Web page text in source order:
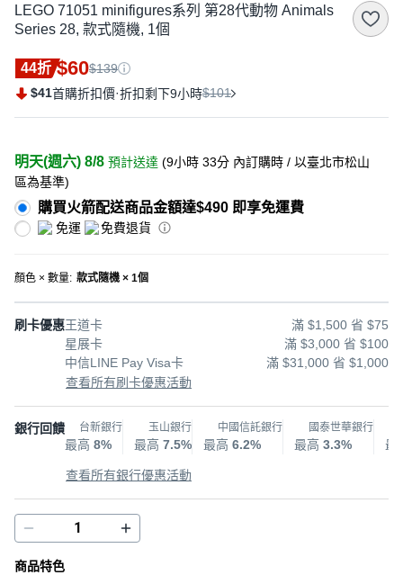
LEGO 71051 minifigures系列 第28代動物 Animals
Series 28, 款式隨機, 1個
44折 $60$139
$41首購折扣價·折扣剩下9小時$101
明天(週六) 8/8 預計送達 (9小時 33分 內訂購時 / 以臺北市松山
區為基準)
購買火箭配送商品金額達$490 即享免運費
免運 免費退貨
顏色 × 數量: 款式隨機 × 1個
刷卡優惠王道卡
滿 $1,500 省 $75
星展卡
滿 $3,000 省 $100
中信LINE Pay Visa卡
滿 $31,000 省 $1,000
查看所有刷卡優惠活動
銀行回饋 台新銀行
最高 8%
玉山銀行
最高 7.5%
中國信託銀行
最高 6.2%
國泰世華銀行
最高 3.3% 最
查看所有銀行優惠活動
商品特色